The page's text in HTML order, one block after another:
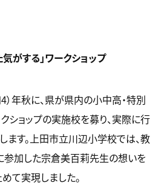
がする」ワークショップ
）年秋に、県が県内の小中高・特別
ショップの実施校を募り、実際に行
ます。上田市立川辺小学校では、教
参加した宗倉美百莉先生の想いを
て実現しました。